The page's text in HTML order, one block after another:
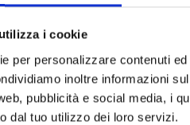
i cookie
per personalizzare contenuti
inoltre informazioni
pubblicità e social media, i
dal tuo utilizzo dei loro servizi.